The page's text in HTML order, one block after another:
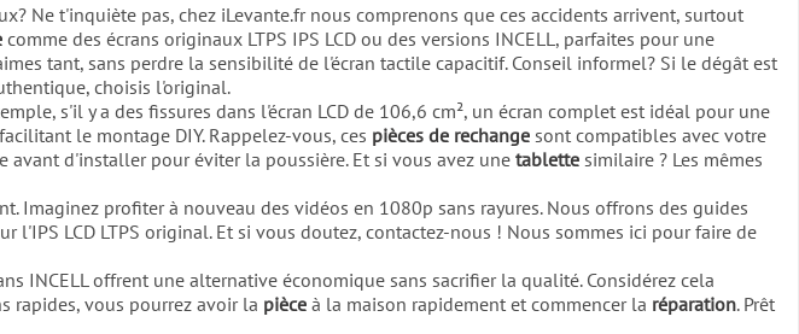
Ne t'inquiète pas, chez iLevante.fr nous comprenons que ces accidents arrivent, surtout
comme des écrans originaux LTPS IPS LCD ou des versions INCELL, parfaites pour une
tant, sans perdre la sensibilité de l'écran tactile capacitif. Conseil informel? Si le dégât est
choisis l'original.
s'il y a des fissures dans l'écran LCD de 106,6 cm², un écran complet est idéal pour une
le montage DIY. Rappelez-vous, ces pièces de rechange sont compatibles avec votre
d'installer pour éviter la poussière. Et si vous avez une tablette similaire ? Les mêmes
Imaginez profiter à nouveau des vidéos en 1080p sans rayures. Nous offrons des guides
LCD LTPS original. Et si vous doutez, contactez-nous ! Nous sommes ici pour faire de
INCELL offrent une alternative économique sans sacrifier la qualité. Considérez cela
rapides, vous pourrez avoir la pièce à la maison rapidement et commencer la réparation. Prêt